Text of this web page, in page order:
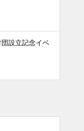
設立記念イベ